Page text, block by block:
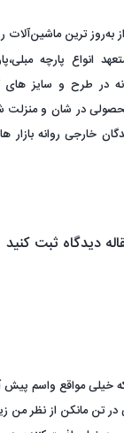
به‌روز ترین ماشین‌آلات
انواع پارچه
در طرح و سایز های
در شان و منزلت
خارجی روانه
دیدگاه ثبت کنید
خیلی مواقع واسم
در تن مانکن از نظر من